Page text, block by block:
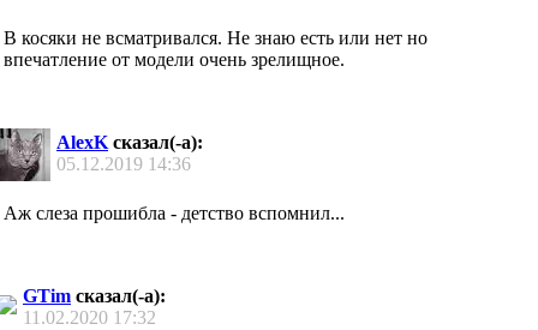
В косяки не всматривался. Не знаю есть или нет но
впечатление от модели очень зрелищное.
AlexK сказал(-а):
05.12.2019 14:36
Аж слеза прошибла - детство вспомнил...
GTim сказал(-а):
11.02.2020 17:32